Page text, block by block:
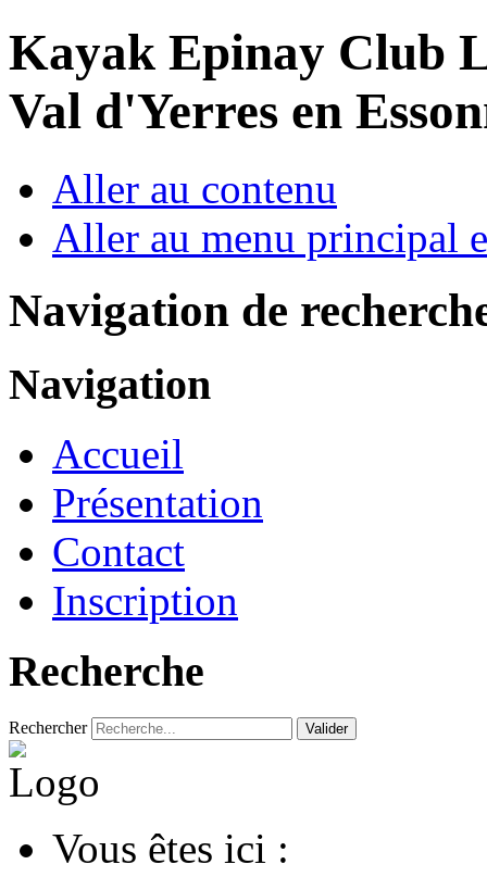
Kayak Epinay Club
Val d'Yerres en
Aller au contenu
Aller au menu principal
Navigation de
Navigation
Accueil
Présentation
Contact
Inscription
Recherche
Rechercher Valider
Vous êtes ici :